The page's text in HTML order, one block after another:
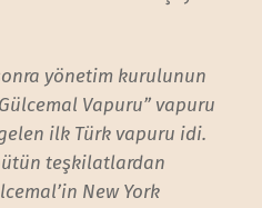
yönetim kurulunun
Vapuru” vapuru
ilk Türk vapuru idi.
teşkilatlardan
New York